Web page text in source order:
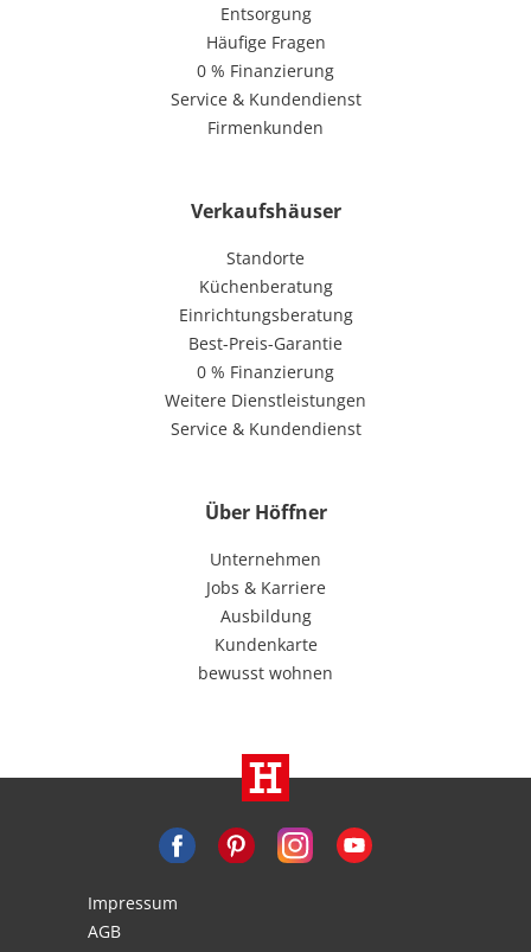
Entsorgung
Häufige Fragen
0 % Finanzierung
Service & Kundendienst
Firmenkunden
Verkaufshäuser
Standorte
Küchenberatung
Einrichtungsberatung
Best-Preis-Garantie
0 % Finanzierung
Weitere Dienstleistungen
Service & Kundendienst
Über Höffner
Unternehmen
Jobs & Karriere
Ausbildung
Kundenkarte
bewusst wohnen
Impressum
AGB